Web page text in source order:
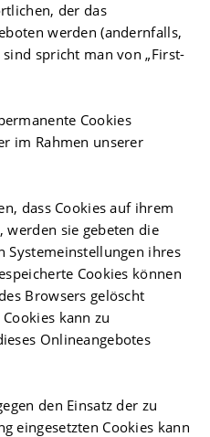
der das
werden (andernfalls,
spricht man von „First-
Cookies
im Rahmen unserer
dass Cookies auf ihrem
werden sie gebeten die
Systemeinstellungen ihres
Cookies können
Browsers gelöscht
kann zu
Onlineangebotes
den Einsatz der zu
eingesetzten Cookies kann